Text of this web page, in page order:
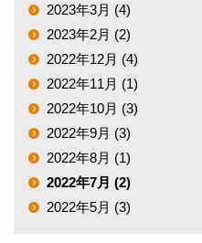
2023年3月 (4)
2023年2月 (2)
2022年12月 (4)
2022年11月 (1)
2022年10月 (3)
2022年9月 (3)
2022年8月 (1)
2022年7月 (2)
2022年5月 (3)